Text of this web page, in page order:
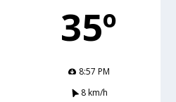
35º
8:57 PM
8 km/h